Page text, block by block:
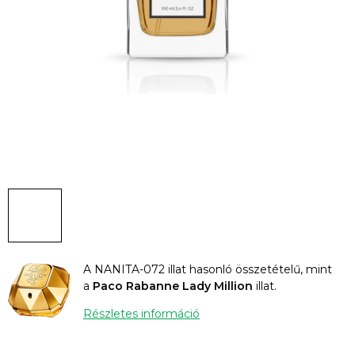
A NANITA-072 illat hasonló összetételű, mint
a Paco Rabanne Lady Million illat.
Részletes információ